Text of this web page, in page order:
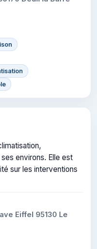
environs. Elle est
sur les interventions
Eiffel 95130 Le